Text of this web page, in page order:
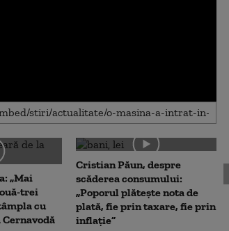
„Mai
trei
cu
Cristian Păun, despre
scăderea consumului:
„Poporul plătește nota de
plată, fie prin taxare, fie prin
inflație”